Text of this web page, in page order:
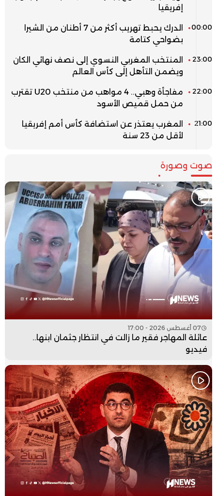
إفريقيا
00:00
الدرك يحبط تهريب أكثر من 7 أطنان من الشيرا
بضواحي كتامة
23:00
المنتخب المغربي النسوي إلى نصف نهائي الكان
ويضمن التأهل إلى كأس العالم
22:00
مفاجأة وهبي.. 4 مواهب من منتخب U20 تقترب
من حمل قميص الأسود
21:00
المغرب يعتذر عن استضافة كأس أمم إفريقيا
لأقل من 23 سنة
صوت وصورة
07 أغسطس 2026 - 17:00
عائلة المهاجر فقير ما زالت في انتظار جثمان ابنها..
فيديو